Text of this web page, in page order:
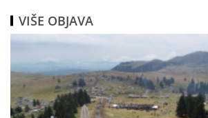
VIŠE OBJAVA